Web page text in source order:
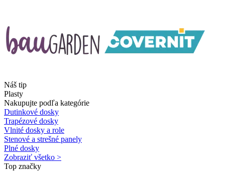
Náš tip
Plasty
Nakupujte podľa kategórie
Dutinkové dosky
Trapézové dosky
Vlnité dosky a role
Stenové a strešné panely
Plné dosky
Zobraziť všetko >
Top značky